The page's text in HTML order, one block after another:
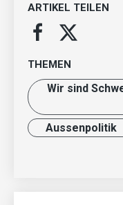
ARTIKEL TEILEN
THEMEN
Wir sind
Aussenpolitik